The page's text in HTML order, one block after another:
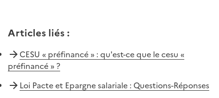
Articles liés :
CESU « préfinancé » : qu'est-ce que le cesu «
préfinancé » ?
Loi Pacte et Epargne salariale : Questions-Réponses